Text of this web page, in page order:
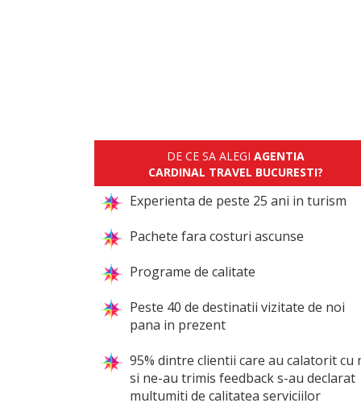
DE CE SA ALEGI AGENTIA
CARDINAL TRAVEL BUCURESTI?
Experienta de peste 25 ani in turism
Pachete fara costuri ascunse
Programe de calitate
Peste 40 de destinatii vizitate de noi
pana in prezent
95% dintre clientii care au calatorit cu
si ne-au trimis feedback s-au declarat
multumiti de calitatea serviciilor